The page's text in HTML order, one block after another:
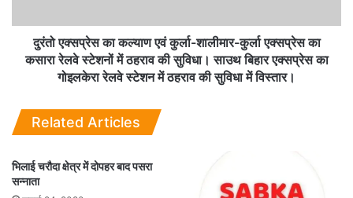
दुरंतो एक्सप्रेस का कल्याण एवं कुर्ला-शालीमार-कुर्ला एक्सप्रेस का
कसारा रेलवे स्टेशनों में ठहराव की सुविधा। साउथ बिहार एक्सप्रेस का
गोइलकेरा रेलवे स्टेशन में ठहराव की सुविधा में विस्तार।
Related Articles
भिलाई चरौदा क्षेत्र में दोपहर बाद पसरा
सन्नाता